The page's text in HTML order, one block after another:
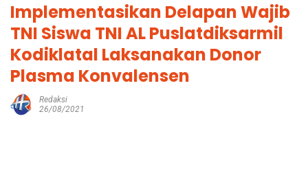
Implementasikan Delapan Wajib
TNI Siswa TNI AL Puslatdiksarmil
Kodiklatal Laksanakan Donor
Plasma Konvalensen
Redaksi
26/08/2021